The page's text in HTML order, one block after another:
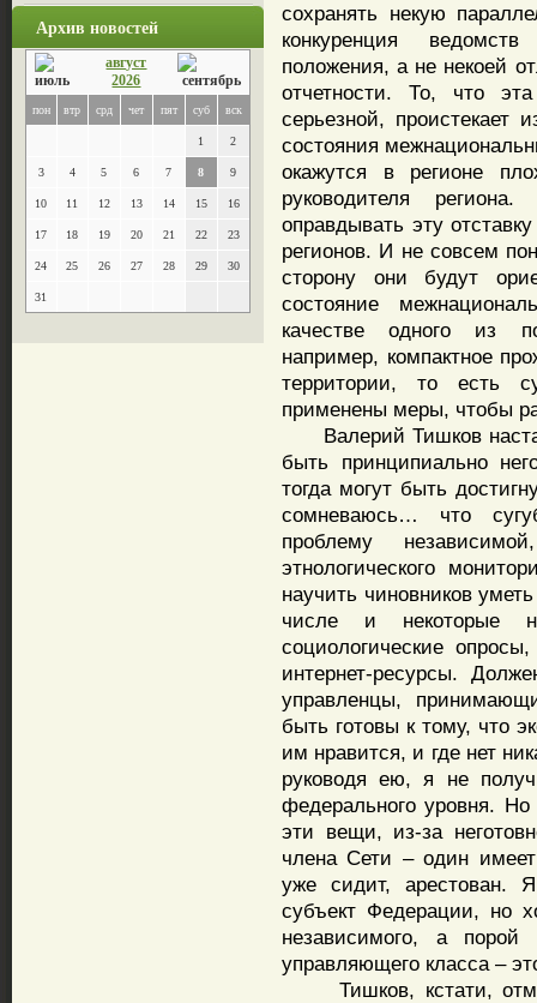
Архив новостей
август
2026
пон втр срд чет пят суб вск
1 2
3 4 5 6 7 8 9
10 11 12 13 14 15 16
17 18 19 20 21 22 23
24 25 26 27 28 29 30
31
сохранять некую
конкуренция
положения, а не некоей
отчетности. То, что
серьезной, проистекает
состояния
окажутся в регионе
руководителя
оправдывать эту
регионов. И не совсем
сторону они будут
состояние
качестве одного из
например, компактное
территории, то есть
применены меры, чтобы
Валерий Тишков
быть принципиально
тогда могут быть
сомневаюсь… что
проблему
этнологического
научить чиновников
числе и некоторые
социологические
интернет-ресурсы.
управленцы,
быть готовы к тому, что
им нравится, и где нет
руководя ею, я не
федерального уровня.
эти вещи, из-за
члена Сети – один
уже сидит,
субъект Федерации, но
независимого, а порой
управляющего класса –
Тишков, кстати,